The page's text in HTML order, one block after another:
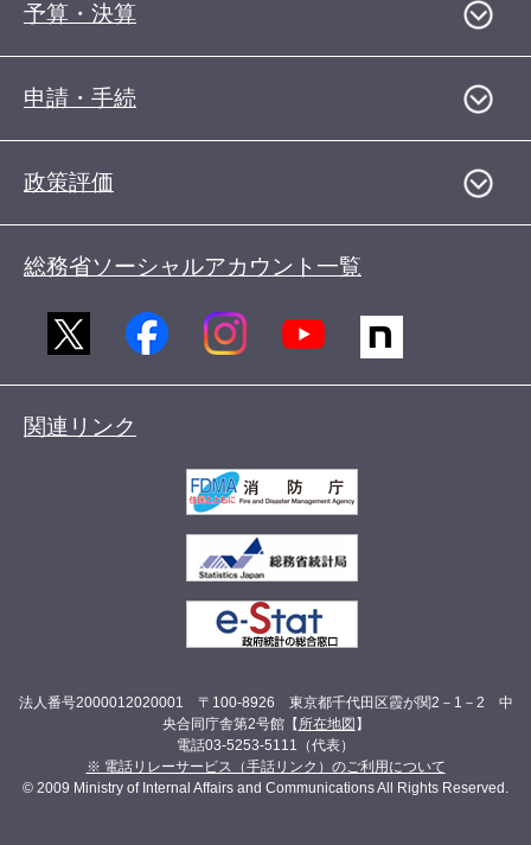
予算・決算
申請・手続
政策評価
総務省ソーシャルアカウント一覧
関連リンク
法人番号2000012020001 〒100-8926 東京都千代田区霞が関2－1－2 中
央合同庁舎第2号館【 所在地図 】
電話03-5253-5111（代表）
※ 電話リレーサービス（手話リンク）のご利用について
© 2009 Ministry of Internal Affairs and Communications All Rights Reserved.